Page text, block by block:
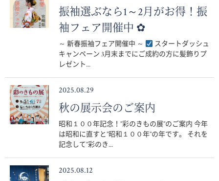
振袖選ぶなら1～2月がお得！振
袖フェア開催中 ✿
～ 新春振袖フェア開催中 ～
スタートダッシュ
キャンペーン 3月末までにご成約の方に髪飾りプ
レゼント...
2025.08.29
秋の展示会のご案内
昭和１００年記念！”彩のきもの展”のご案内 今年
は昭和に直すと”昭和１００年”の年です。 それを
記念して”彩のき...
2025.08.12